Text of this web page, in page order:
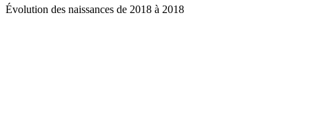
Évolution des naissances de 2018 à 2018